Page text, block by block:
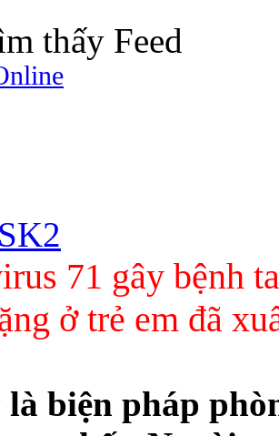
thấy Feed
71 gây bệnh
ở trẻ em đã
biện pháp